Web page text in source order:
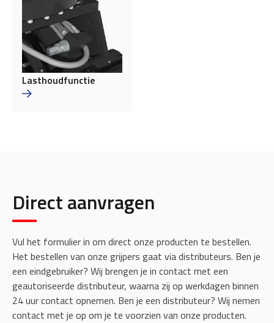
Lasthoudfunctie
Direct aanvragen
Vul het formulier in om direct onze producten te bestellen.
Het bestellen van onze grijpers gaat via distributeurs. Ben je
een eindgebruiker? Wij brengen je in contact met een
geautoriseerde distributeur, waarna zij op werkdagen binnen
24 uur contact opnemen. Ben je een distributeur? Wij nemen
contact met je op om je te voorzien van onze producten.